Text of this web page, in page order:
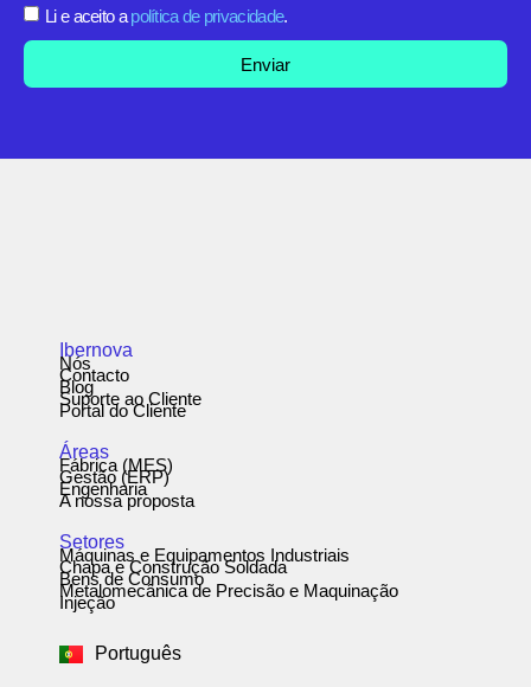
Li e aceito apolítica de privacidade.
Enviar
Ibernova
Nós
Contacto
Blog
Suporte ao Cliente
Portal do Cliente
Áreas
Fábrica (MES)
Gestão (ERP)
Engenharia
A nossa proposta
Setores
Máquinas e Equipamentos Industriais
Chapa e Construção Soldada
Bens de Consumo
Metalomecânica de Precisão e Maquinação
Injeção
Português
Español
Deutsch